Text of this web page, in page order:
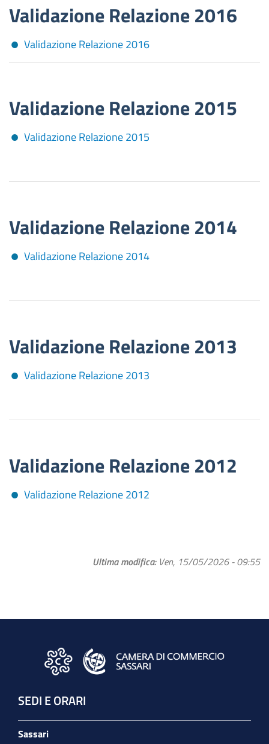
Validazione Relazione 2016
Validazione Relazione 2016
Validazione Relazione 2015
Validazione Relazione 2015
Validazione Relazione 2014
Validazione Relazione 2014
Validazione Relazione 2013
Validazione Relazione 2013
Validazione Relazione 2012
Validazione Relazione 2012
Ultima modifica Ven, 15/05/2026 - 09:55
SEDI E ORARI
Sassari